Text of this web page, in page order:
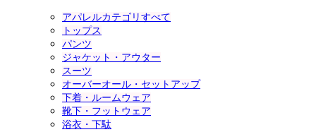
アパレルカテゴリすべて
トップス
パンツ
ジャケット・アウター
スーツ
オーバーオール・セットアップ
下着・ルームウェア
靴下・フットウェア
浴衣・下駄